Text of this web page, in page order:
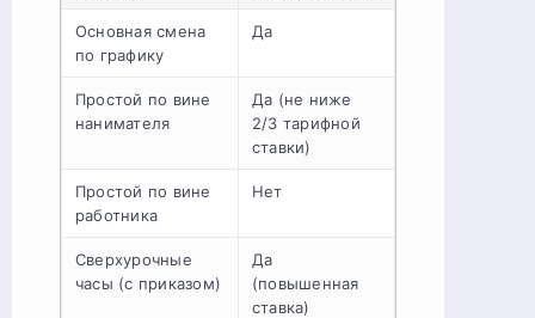
Основная смена
по графику
Да
Простой по вине
нанимателя
Да (не ниже
2/3 тарифной
ставки)
Простой по вине
работника
Нет
Сверхурочные
часы (с приказом)
Да
(повышенная
ставка)